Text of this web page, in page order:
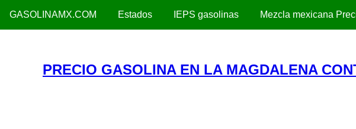
GASOLINAMX.COM Estados IEPS gasolinas Mezcla mexicana
PRECIO GASOLINA EN LA MAGDALENA